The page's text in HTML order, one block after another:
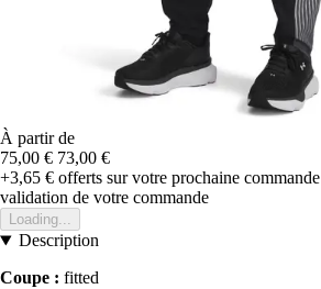
À partir de
75,00 € 73,00 €
+3,65 € offerts sur votre prochaine commande
validation de votre commande
Loading...
Description
Coupe : fitted